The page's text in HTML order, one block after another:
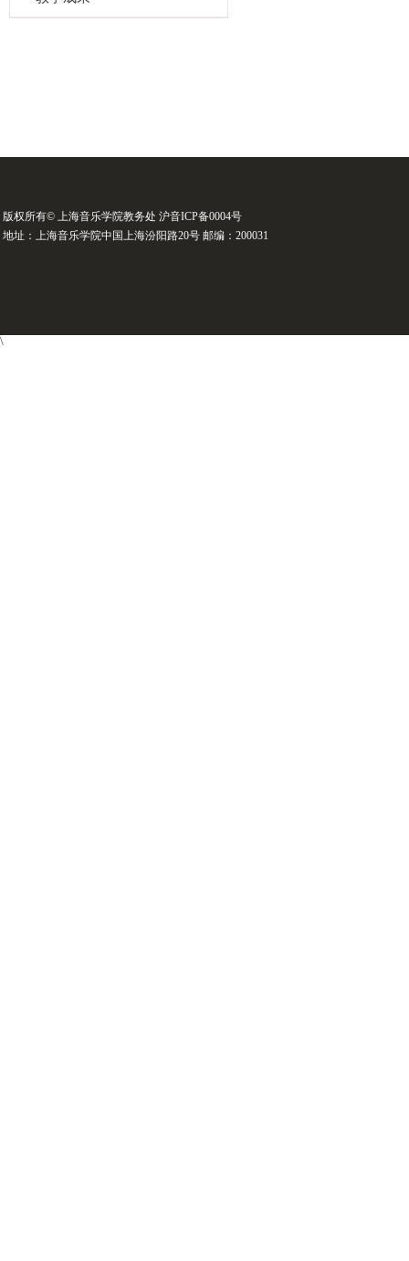
版权所有© 上海音乐学院教务处 沪音ICP备0004号
地址：上海音乐学院中国上海汾阳路20号 邮编：200031
\